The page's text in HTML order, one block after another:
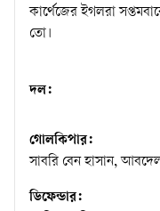
কার্থেজের ইগলরা
তো।
দল:
গোলকিপার:
সাবরি বেন হাসান,
ডিফেন্ডার: